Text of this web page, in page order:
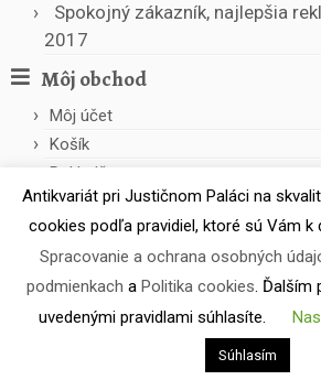
Spokojný zákazník, najlepšia
2017
Môj obchod
Môj účet
Košík
Pokladňa
Antikvariát pri Justičnom Paláci
Designed with theCustomizr
Antikvariát pri Justičnom Paláci na
cookies podľa pravidiel, ktoré sú Vám k
Spracovanie a ochrana osobných
podmienkach a Politika cookies. Ďalším
uvedenými pravidlami súhlasíte.
Súhlasím